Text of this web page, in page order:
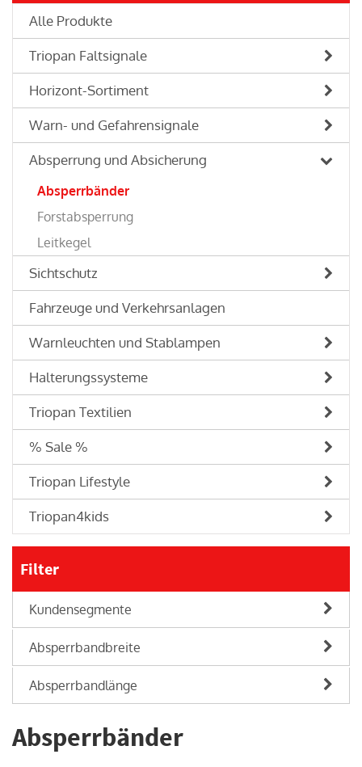
Alle Produkte
Triopan Faltsignale
Horizont-Sortiment
Warn- und Gefahrensignale
Absperrung und Absicherung
Absperrbänder
Forstabsperrung
Leitkegel
Sichtschutz
Fahrzeuge und Verkehrsanlagen
Warnleuchten und Stablampen
Halterungssysteme
Triopan Textilien
% Sale %
Triopan Lifestyle
Triopan4kids
Filter
Kundensegmente
Absperrbandbreite
Absperrbandlänge
Absperrbänder